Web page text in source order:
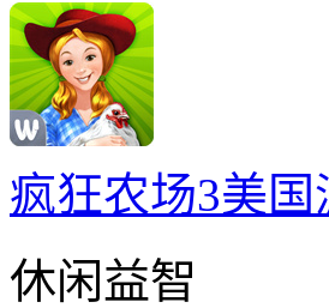
疯狂农场3美国
休闲益智